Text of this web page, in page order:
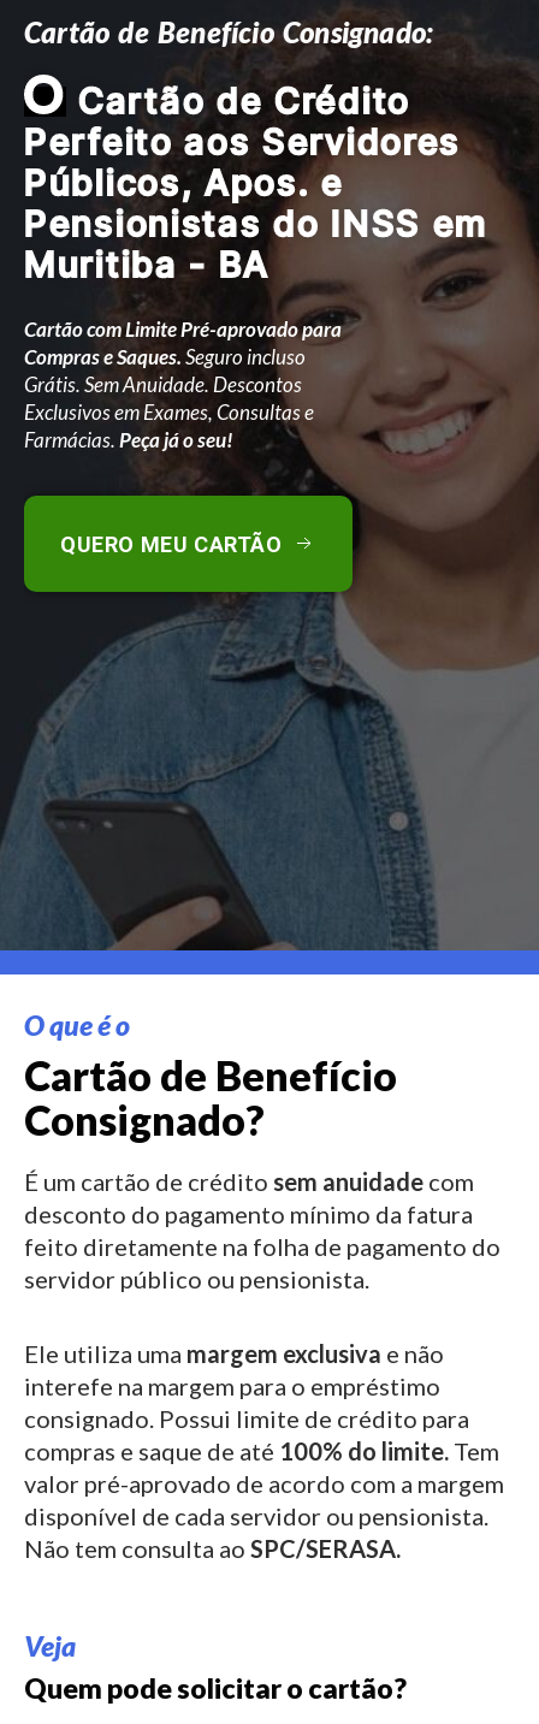
Cartão de Benefício Consignado:
O Cartão de Crédito
Perfeito aos Servidores
Públicos, Apos. e
Pensionistas do INSS em
Muritiba - BA
Cartão com Limite Pré-aprovado para
Compras e Saques.Seguro incluso
Grátis. Sem Anuidade. Descontos
Exclusivos em Exames, Consultas e
Farmácias.Peça já o seu!
QUERO MEU CARTÃO
O que é o
Cartão de Benefício
Consignado?
É um cartão de crédito sem anuidade com
desconto do pagamento mínimo da fatura
feito diretamente na folha de pagamento do
servidor público ou pensionista.
Ele utiliza uma margem exclusiva e não
interefe na margem para o empréstimo
consignado. Possui limite de crédito para
compras e saque de até 100% do limite. Tem
valor pré-aprovado de acordo com a margem
disponível de cada servidor ou pensionista.
Não tem consulta ao SPC/SERASA.
Veja
Quem pode solicitar o cartão?